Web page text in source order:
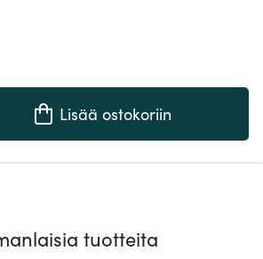
Lisää ostokoriin
tuotteita